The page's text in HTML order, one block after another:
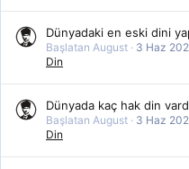
Dünyadaki en eski dini
Başlatan August 3 Haz
Din
Dünyada kaç hak din
Başlatan August 3 Haz
Din